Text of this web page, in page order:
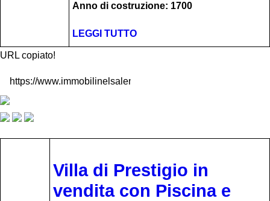
Anno di costruzione: 1700
LEGGI TUTTO
URL copiato!
Villa di Prestigio in
vendita con Piscina e